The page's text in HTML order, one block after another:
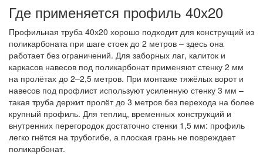
Где применяется профиль 40х20
Профильная труба 40х20 хорошо подходит для конструкций из
поликарбоната при шаге стоек до 2 метров – здесь она
работает без ограничений. Для заборных лаг, калиток и
каркасов навесов под поликарбонат применяют стенку 2 мм
на пролётах до 2–2,5 метров. При монтаже тяжёлых ворот и
навесов под профлист используют усиленную стенку 3 мм –
такая труба держит пролёт до 3 метров без перехода на более
крупный профиль. Для теплиц, временных конструкций и
внутренних перегородок достаточно стенки 1,5 мм: профиль
легко гнётся на трубогибе, а плоская грань не повреждает
поликарбонат.